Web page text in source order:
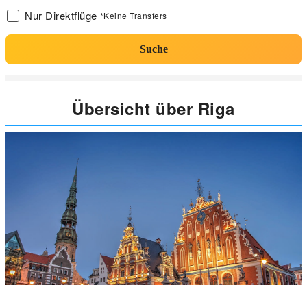
Nur Direktflüge *Keine Transfers
Suche
Übersicht über Riga